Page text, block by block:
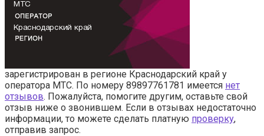
зарегистрирован в регионе Краснодарский край у
оператора МТС. По номеру 89897761781 имеется нет
отзывов. Пожалуйста, помогите другим, оставьте свой
отзыв ниже о звонившем. Если в отзывах недостаточно
информации, то можете сделать платную проверку,
отправив запрос.